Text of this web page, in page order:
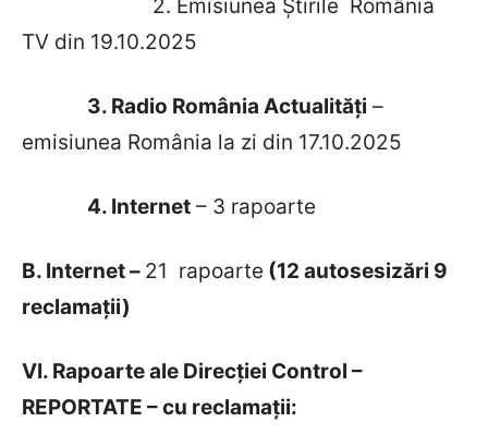
2. Emisiunea Știrile România
TV din 19.10.2025
3. Radio România Actualități –
emisiunea România la zi din 17.10.2025
4. Internet – 3 rapoarte
B. Internet – 21 rapoarte (12 autosesizări 9
reclamații)
VI. Rapoarte ale Direcției Control –
REPORTATE – cu reclamații: